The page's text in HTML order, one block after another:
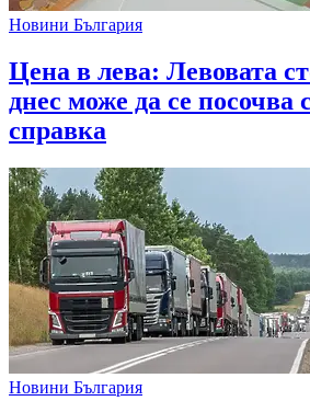
Новини България
Цена в лева: Левовата
днес може да се посочва
справка
Новини България